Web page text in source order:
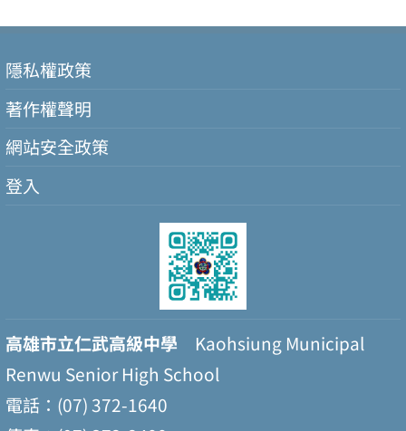
隱私權政策
著作權聲明
網站安全政策
登入
高雄市立仁武高級中學 Kaohsiung Municipal
Renwu Senior High School
電話：(07) 372-1640